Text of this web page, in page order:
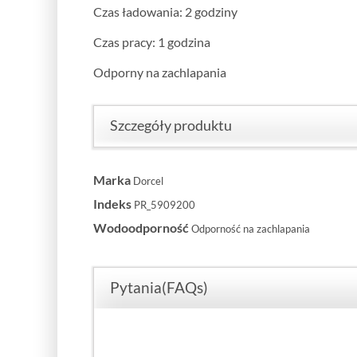
Czas ładowania: 2 godziny
Czas pracy: 1 godzina
Odporny na zachlapania
Szczegóły produktu
Marka Dorcel
Indeks PR_5909200
Wodoodporność Odporność na zachlapania
Pytania(FAQs)